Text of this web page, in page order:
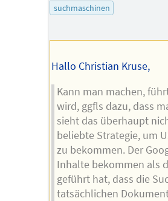
suchmaschinen
Hallo Christian Kruse,
Kann man machen,
wird, ggfls dazu, dass
sieht das überhaupt
beliebte Strategie, um
zu bekommen. Der
Inhalte bekommen als
geführt hat, dass die
tatsächlichen